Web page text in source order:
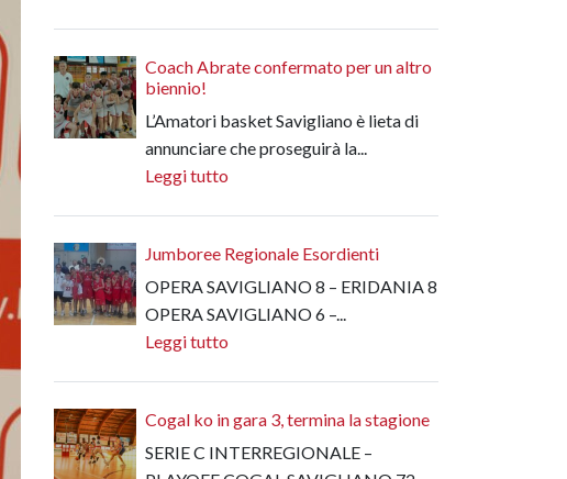
Coach Abrate confermato per un altro
biennio!
L’Amatori basket Savigliano è lieta di
annunciare che proseguirà la...
Leggi tutto
Jumboree Regionale Esordienti
OPERA SAVIGLIANO 8 – ERIDANIA 8
OPERA SAVIGLIANO 6 –...
Leggi tutto
Cogal ko in gara 3, termina la stagione
SERIE C INTERREGIONALE –